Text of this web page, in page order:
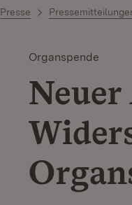
Presse
Organspende